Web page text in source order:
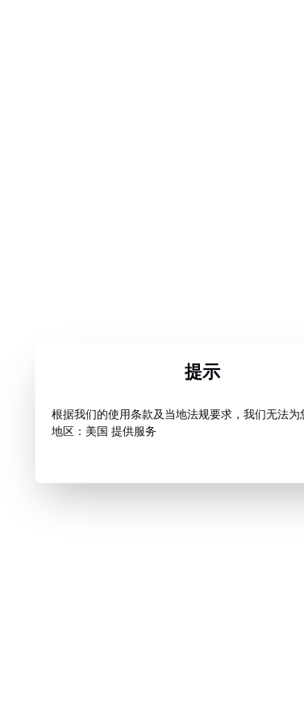
提示
根据我们的使用条款及当地法规要求，我们无法为
地区：美国 提供服务